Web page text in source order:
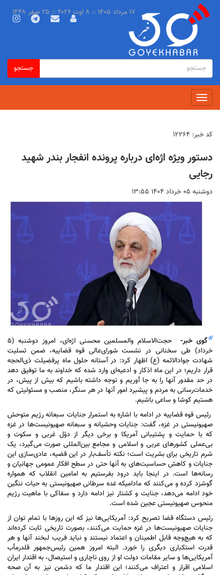
فرم
جستجو
جستجو
جستجو
Toggle
navigation
۱۷ مرداد ۱۴۰۵ :: ۸ اوت ۲۰۲۶ :: ۲۵ صفر ۱۴۴۸
کد خبر: ۱۲۲۶۴
دستور ویژه اژه‌ای درباره پرونده انفجار بندر شهید
رجایی
دوشنبه ۰۵ خرداد ۱۴۰۴ ۱۳:۵۵
گوی خبر-
حجت‌الاسلام والمسلمین محسنی اژه‌ای، امروز دوشنبه (۵
خرداد) طی سخنانی در نشست شورای‌عالی قوه قضاییه، ضمن تسلیت
شهادت جواد‌الائمه (ع) اظهار کرد: در آستانه حلول ماه پرفضیلت ذی‌الحجه
قرار داریم؛ در این ماه اذکار و ادعیه‌ای وارد شده که خداوند به ما توفیق دهد
در حد مقدور آنها را به جا آوریم و توجه داشته باشیم که بیش از پیش، در
خدمات‌رسانی به مردم و پیشبرد امور آنها در هر سنگر، منصب و مسئولیتی که
هستیم کوشا و ساعی باشیم.
رئیس قوه قضاییه در ادامه با اشاره به استمرار جنایات سبعانه رژیم متوحش
صهیونیستی در غزه، گفت: جنایات وحشیانه و سبعانه صهیونیست‌ها در غزه
که با حمایت و پشتیبانی آمریکا و برخی دیگر از دوّل غربی و سکوت و
بی‌عملی کشور‌های عربی و اسلامی و مجامع بین‌المللی صورت می‌گیرد، یک
شرم تاریخی برای بشریت است؛ نکته تأسف‌بار در این قضیه، عادی‌سازی این
جنایات و کاهش حساسیت‌های به آنها حتی در سطح افکار عمومی جهانیان و
رسانه‌ها است. در اینجا باید درود بفرستیم به امامین انقلاب که همواره
گوشزد کرده و می‌کنند که مادامیکه غده سرطانی صهیونیستی به حیات ننگین
خود ادامه می‌دهد، جنایت و کشتار نیز ادامه دارد و سفاکی با ماهیت رژیم
منحوس صهیونیستی عجین شده است.
رئیس دستگاه قضا تصریح کرد: آمریکایی‌ها نیز که این روز‌ها با تمام توان از
جنایات صهیونیست‌ها در غزه حمایت می‌کنند، بصورت تاریخی ثابت کرده‌اند
که به هیچ‌وجه قابل اطمینان و اعتماد نیستند و نباید فریب لبخند آنها و هر
قدرت استکباری دیگری را خورد. البته امروز همین رئیس‌جمهور قلدرمأب
آمریکایی‌ها و سایر مقامات دولت او از روی ناچاری و استیصال، به اقتدار ایران
اسلامی اقرار و اعتراف می‌کنند؛ این اقتدار ما که دشمن نیز به آن صحه